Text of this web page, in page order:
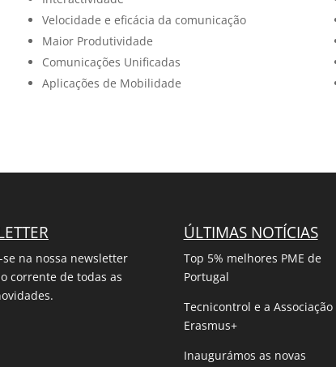
Velocidade e eficácia da comunicação
Maior Produtividade
Comunicações Unificadas
Aplicações de Mobilidade
se na nossa newsletter
corrente de todas as
ÚLTIMAS NOTÍCIAS
Top 5% melhores PME de
Portugal
Tecnicontrol e a Associação
Erasmus+
Inaugurámos as novas